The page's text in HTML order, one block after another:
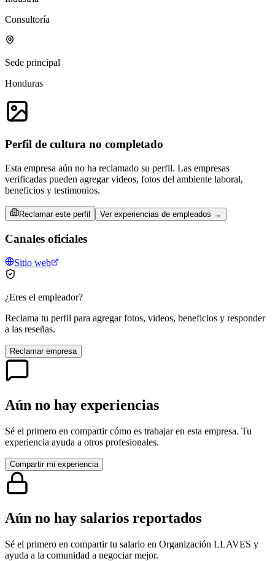
Consultoría
Sede principal
Honduras
Perfil de cultura no completado
Esta empresa aún no ha reclamado su perfil. Las empresas
verificadas pueden agregar videos, fotos del ambiente laboral,
beneficios y testimonios.
Reclamar este perfil Ver experiencias de empleados →
Canales oficiales
Sitio web
¿Eres el empleador?
Reclama tu perfil para agregar fotos, videos, beneficios y responder
a las reseñas.
Reclamar empresa
Aún no hay experiencias
Sé el primero en compartir cómo es trabajar en esta empresa. Tu
experiencia ayuda a otros profesionales.
Compartir mi experiencia
Aún no hay salarios reportados
Sé el primero en compartir tu salario en Organización LLAVES y
ayuda a la comunidad a negociar mejor.